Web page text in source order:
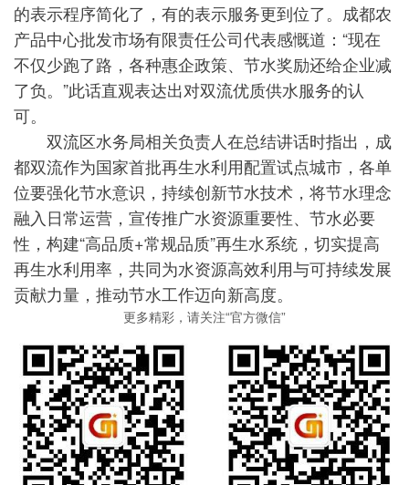
的表示程序简化了，有的表示服务更到位了。成都农
产品中心批发市场有限责任公司代表感慨道：“现在
不仅少跑了路，各种惠企政策、节水奖励还给企业减
了负。”此话直观表达出对双流优质供水服务的认
可。
双流区水务局相关负责人在总结讲话时指出，成
都双流作为国家首批再生水利用配置试点城市，各单
位要强化节水意识，持续创新节水技术，将节水理念
融入日常运营，宣传推广水资源重要性、节水必要
性，构建“高品质+常规品质”再生水系统，切实提高
再生水利用率，共同为水资源高效利用与可持续发展
贡献力量，推动节水工作迈向新高度。
更多精彩，请关注“官方微信”